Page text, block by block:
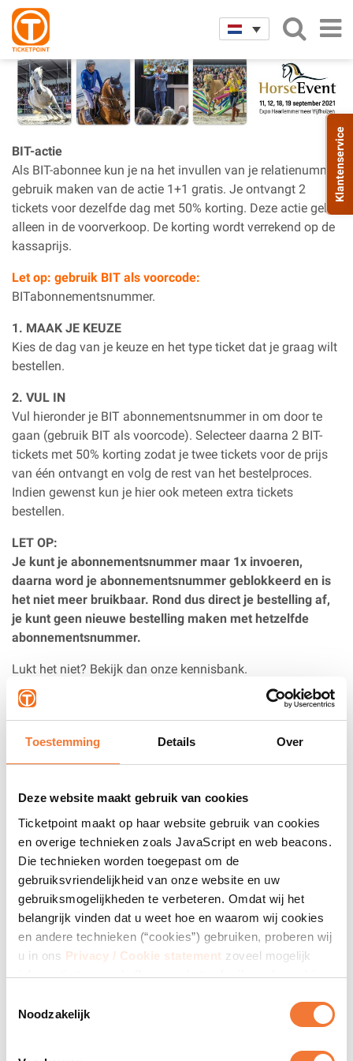
Toestemming Details Over
Deze website maakt gebruik van cookies
Ticketpoint maakt op haar website gebruik van cookies
en overige technieken zoals JavaScript en web beacons.
Die technieken worden toegepast om de
gebruiksvriendelijkheid van onze website en uw
gebruiksmogelijkheden te verbeteren. Omdat wij het
belangrijk vinden dat u weet hoe en waarom wij cookies
en andere technieken (“cookies”) gebruiken, proberen wij
u in ons Privacy / Cookie statement zoveel mogelijk
informatie te verschaffen over het gebruik en de werking
Ticketpoint niet garanderen dat onze website goed blijft
werken. Het kan zijn dat enkele functies van de website
verloren gaan of dat u de websites zelfs helemaal niet
Noodzakelijk
Horse Event – BIT-actie
BIT-actie
Als BIT-abonnee kun je na het invullen van je relatienummer
gebruik maken van de actie 1+1 gratis. Je ontvangt 2
tickets voor dezelfde dag met 50% korting. Deze actie geldt
alleen in de voorverkoop. De korting wordt verrekend op de
kassaprijs.
Let op: gebruik BIT als voorcode:
BITabonnementsnummer.
1. MAAK JE KEUZE
Kies de dag van je keuze en het type ticket dat je graag wilt
bestellen.
2. VUL IN
Vul hieronder je BIT abonnementsnummer in om door te
gaan (gebruik BIT als voorcode). Selecteer daarna 2 BIT-
tickets met 50% korting zodat je twee tickets voor de prijs
van één ontvangt en volg de rest van het bestelproces.
Indien gewenst kun je hier ook meteen extra tickets
bestellen.
LET OP:
Je kunt je abonnementsnummer maar 1x invoeren,
daarna word je abonnementsnummer geblokkeerd en is
het niet meer bruikbaar. Rond dus direct je bestelling af,
je kunt geen nieuwe bestelling maken met hetzelfde
abonnementsnummer.
Lukt het niet? Bekijk dan onze kennisbank.
Let op: gebruik BIT als voorcode:
BITabonnementsnummer.
Selecteer de juiste datum
Dagkaart 11-09-2021
Dagkaart12-09-2021
Klantenservice